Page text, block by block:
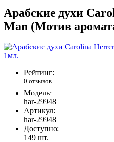
Арабские духи
Man (Мотив
Рейтинг:
0 отзывов
Модель:
har-29948
Артикул:
har-29948
Доступно:
149 шт.